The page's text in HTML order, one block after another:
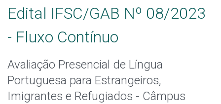
Edital IFSC/GAB Nº 08/2023
- Fluxo Contínuo
Avaliação Presencial de Língua
Portuguesa para Estrangeiros,
Imigrantes e Refugiados - Câmpus